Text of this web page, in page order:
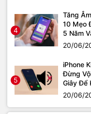
4
Tăng
10 Mẹo
5 Năm
20/06/
5
iPhone
Đừng
Giây Để
20/06/